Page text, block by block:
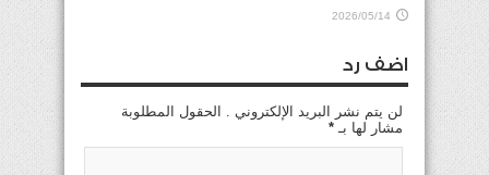
2026/05/14
اضف رد
لن يتم نشر البريد الإلكتروني . الحقول المطلوبة
مشار لها بـ *